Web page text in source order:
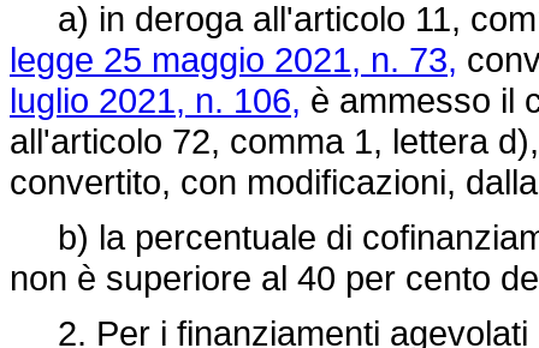
a) in deroga all'articolo 11,
legge 25 maggio 2021, n. 73,
luglio 2021, n. 106, è ammesso il
all'articolo 72, comma 1, lettera
convertito, con modificazioni,
b) la percentuale di
non è superiore al 40 per cento
2. Per i finanziamenti agevolati